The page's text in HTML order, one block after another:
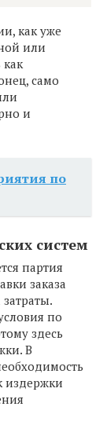
как уже
или
само
и
по
систем
партия
заказа
по
здесь
В
издержки